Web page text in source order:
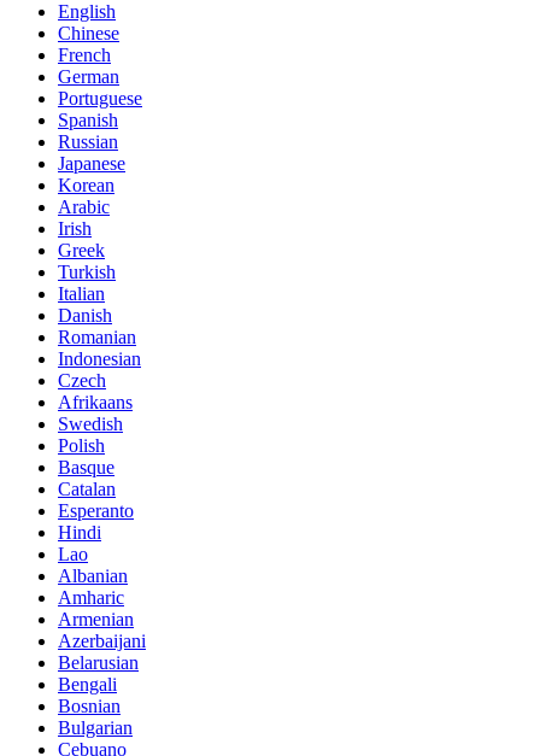
English
Chinese
French
German
Portuguese
Spanish
Russian
Japanese
Korean
Arabic
Irish
Greek
Turkish
Italian
Danish
Romanian
Indonesian
Czech
Afrikaans
Swedish
Polish
Basque
Catalan
Esperanto
Hindi
Lao
Albanian
Amharic
Armenian
Azerbaijani
Belarusian
Bengali
Bosnian
Bulgarian
Cebuano